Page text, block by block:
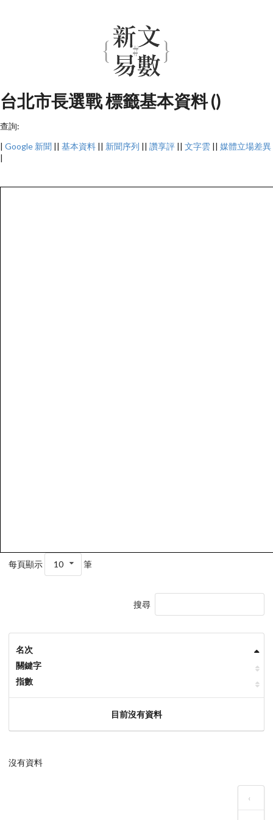
台北市長選戰 標籤基本資料 ()
查詢:
| Google 新聞 || 基本資料 || 新聞序列 || 讚享評 || 文字雲 || 媒體立場差異
|
每頁顯示 10 筆
搜尋
名次
關鍵字
指數
目前沒有資料
沒有資料
‹